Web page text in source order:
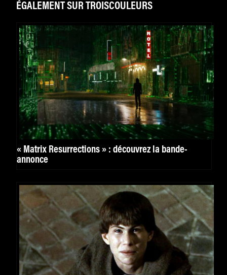
ÉGALEMENT SUR TROISCOULEURS
« Matrix Resurrections » : découvrez la bande-
annonce